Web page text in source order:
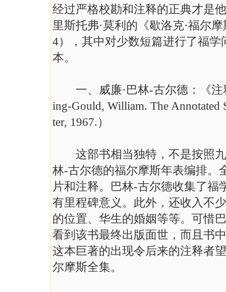
经过严格校勘和注释的正典才是
里斯托弗·莫利的《歇洛克·福尔
4），其中对少数短篇进行了福
本。
一、威廉·巴林-古尔德：《注
ing-Gould, William. The Annotated
ter, 1967.）
这部书相当独特，不是按照九
林-古尔德的福尔摩斯年表编排。
片和注释。巴林-古尔德收集了
有里程碑意义。此外，还收入不
的位置、华生的婚姻等等。可惜
看到该书最终出版面世，而且书
这本巨著的出现令后来的注释者
尔摩斯全集。